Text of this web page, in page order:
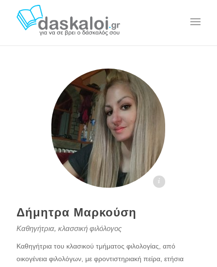
Δήμητρα Κ. - daskaloi.gr
Δήμητρα Μαρκούση
Καθηγήτρια, κλασσική φιλόλογος
Καθηγήτρια του κλασικού τμήματος φιλολογίας, από
οικογένεια φιλολόγων, με φροντιστηριακή πείρα, ετήσια